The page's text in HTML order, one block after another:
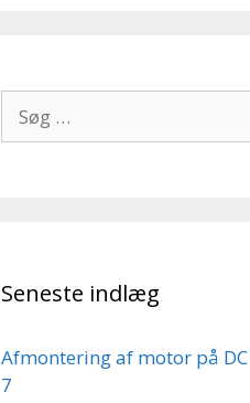
efter:
Seneste indlæg
Afmontering af motor på DC
7